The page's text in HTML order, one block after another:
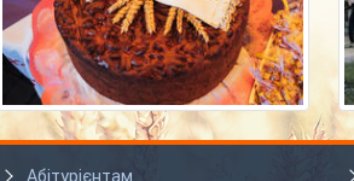
Абітурієнтам